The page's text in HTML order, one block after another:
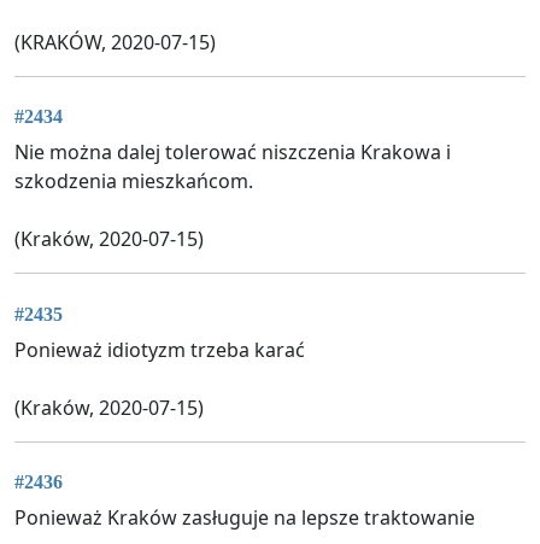
(KRAKÓW, 2020-07-15)
#2434
Nie można dalej tolerować niszczenia Krakowa i
szkodzenia mieszkańcom.
(Kraków, 2020-07-15)
#2435
Ponieważ idiotyzm trzeba karać
(Kraków, 2020-07-15)
#2436
Ponieważ Kraków zasługuje na lepsze traktowanie